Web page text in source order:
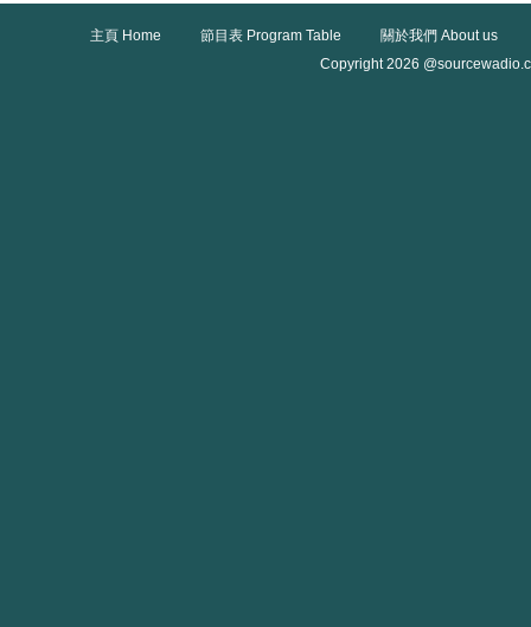
主頁 Home 節目表 Program Table
關於我們 About us
Copyright 2026